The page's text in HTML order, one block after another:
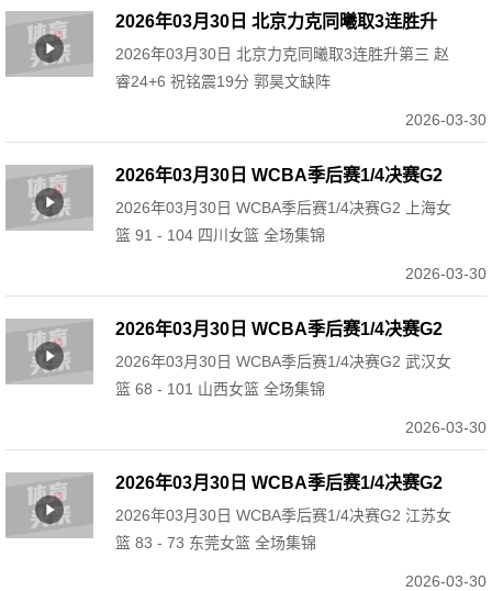
2026年03月30日 北京力克同曦取3连胜升
第三 赵睿24+6 祝铭震19分 郭昊文缺阵
2026年03月30日 北京力克同曦取3连胜升第三 赵
睿24+6 祝铭震19分 郭昊文缺阵
2026-03-30
2026年03月30日 WCBA季后赛1/4决赛G2
上海女篮 91 - 104 四川女篮 全场集锦
2026年03月30日 WCBA季后赛1/4决赛G2 上海女
篮 91 - 104 四川女篮 全场集锦
2026-03-30
2026年03月30日 WCBA季后赛1/4决赛G2
武汉女篮 68 - 101 山西女篮 全场集锦
2026年03月30日 WCBA季后赛1/4决赛G2 武汉女
篮 68 - 101 山西女篮 全场集锦
2026-03-30
2026年03月30日 WCBA季后赛1/4决赛G2
江苏女篮 83 - 73 东莞女篮 全场集锦
2026年03月30日 WCBA季后赛1/4决赛G2 江苏女
篮 83 - 73 东莞女篮 全场集锦
2026-03-30